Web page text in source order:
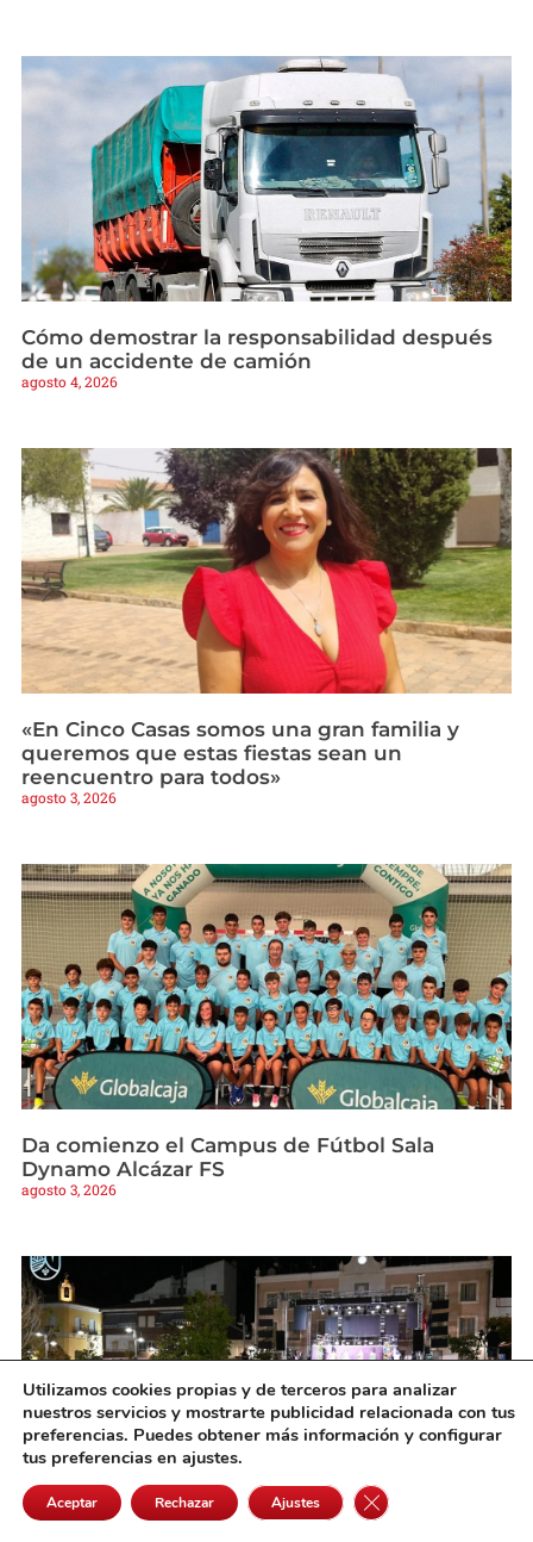
Cómo demostrar la responsabilidad después
de un accidente de camión
agosto 4, 2026
«En Cinco Casas somos una gran familia y
queremos que estas fiestas sean un
reencuentro para todos»
agosto 3, 2026
Da comienzo el Campus de Fútbol Sala
Dynamo Alcázar FS
agosto 3, 2026
Utilizamos cookies propias y de terceros para analizar
nuestros servicios y mostrarte publicidad relacionada con tus
preferencias. Puedes obtener más información y configurar
tus preferencias en ajustes.
Aceptar Rechazar Ajustes Cerrar el banner de